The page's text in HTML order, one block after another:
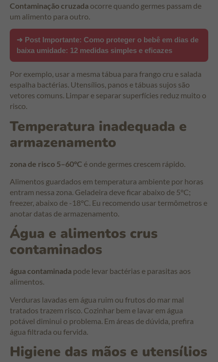
Contaminação cruzada ocorre quando germes passam de
um alimento para outro.
➜ Post Importante: Como proteger o bebê em dias de
baixa umidade: 12 medidas simples e eficazes
Por exemplo, usar a mesma tábua para frango cru e salada
espalha bactérias. Utensílios, panos e tábuas sujos são
vetores comuns. Limpar e separar superfícies reduz muito o
risco.
Temperatura inadequada e
armazenamento
zona de risco 5–60°C é onde germes crescem rápido.
Alimentos guardados em temperatura ambiente por horas
entram nessa zona. Geladeira deve ficar abaixo de 5°C;
freezer, abaixo de -18°C. Eu recomendo usar termômetros e
anotar datas de armazenamento.
Água e alimentos crus
contaminados
água contaminada pode levar bactérias e parasitas aos
alimentos.
Verduras lavadas em água ruim ou frutos do mar mal
tratados trazem risco. Cozinhar bem e lavar em água
potável diminui o problema. Em áreas de dúvida, prefira
água filtrada ou fervida.
Higiene das mãos e utensílios